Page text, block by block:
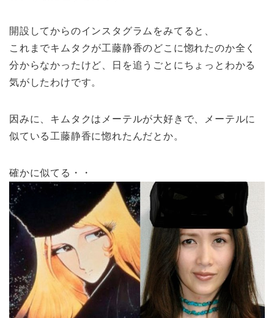
開設してからのインスタグラムをみてると、
これまでキムタクが工藤静香のどこに惚れたのか全く
分からなかったけど、日を追うごとにちょっとわかる
気がしたわけです。
因みに、キムタクはメーテルが大好きで、メーテルに
似ている工藤静香に惚れたんだとか。
確かに似てる・・